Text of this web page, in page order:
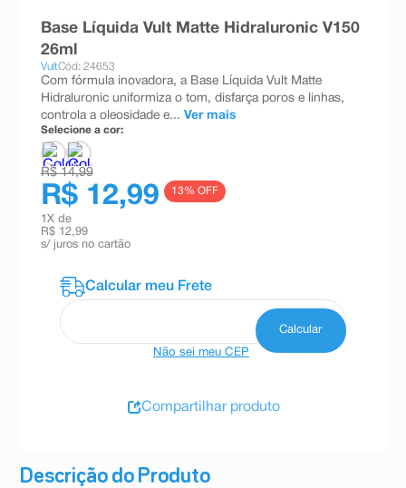
Descrição do Produto
Base Líquida Vult Matte Hidraluronic V150
26ml
VultCód: 24653
Com fórmula inovadora, a Base Líquida Vult Matte
Hidraluronic uniformiza o tom, disfarça poros e linhas,
controla a oleosidade e... Ver mais
Selecione a cor:
R$ 14,99
R$ 12,99 13% OFF
1 X de
R$ 12,99
s/ juros no cartão
Não sei meu CEP
Compartilhar produto
absorvente
teste gravidez
10ºesmalte